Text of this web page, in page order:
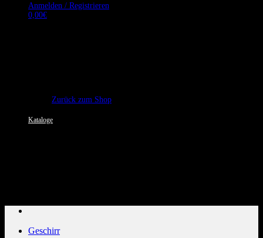
Anmelden / Registrieren
0,00€
Zurück zum Shop
Kataloge
Geschirr